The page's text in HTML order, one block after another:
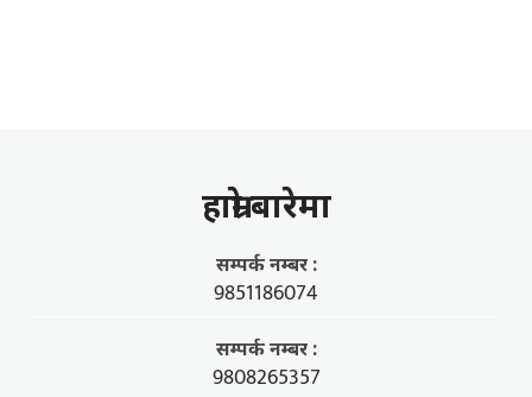
हाम्राे बारेमा
सम्पर्क नम्बर :
9851186074
सम्पर्क नम्बर :
9808265357